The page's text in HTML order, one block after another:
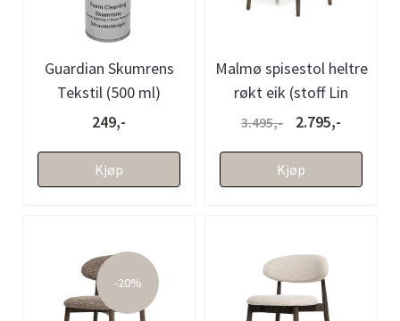
Guardian Skumrens
Tekstil (500 ml)
249,-
Kjøp
Malmø spisestol heltre
røkt eik (stoff Lin
beige)
3.495,- 2.795,-
Kjøp
-20%